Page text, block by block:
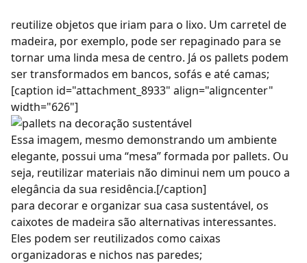
reutilize objetos que iriam para o lixo. Um carretel de
madeira, por exemplo, pode ser repaginado para se
tornar uma linda mesa de centro. Já os pallets podem
ser transformados em bancos, sofás e até camas;
[caption id="attachment_8933" align="aligncenter"
width="626"]
Essa imagem, mesmo demonstrando um ambiente
elegante, possui uma “mesa” formada por pallets. Ou
seja, reutilizar materiais não diminui nem um pouco a
elegância da sua residência.[/caption]
para decorar e organizar sua casa sustentável, os
caixotes de madeira são alternativas interessantes.
Eles podem ser reutilizados como caixas
organizadoras e nichos nas paredes;